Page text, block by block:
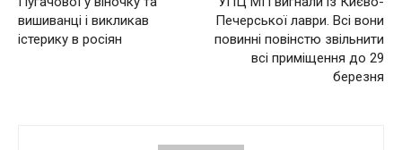
вишиванці і викликав
істерику в росіян
Пeчepcької лaвpи. Всі вони
повинні повінстю звiльнити
всі приміщення до 29
березня